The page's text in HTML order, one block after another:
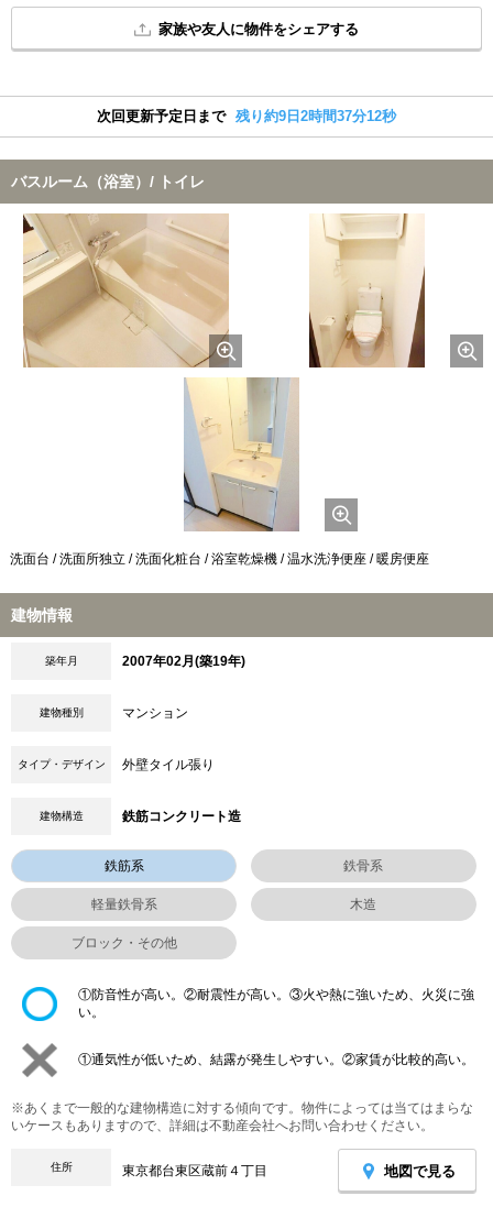
家族や友人に物件をシェアする
次回更新予定日まで 残り約9日2時間37分12秒
バスルーム（浴室）/ トイレ
洗面台 / 洗面所独立 / 洗面化粧台 / 浴室乾燥機 / 温水洗浄便座 / 暖房便座
建物情報
築年月 2007年02月(築19年)
建物種別 マンション
タイプ・デザイン 外壁タイル張り
建物構造 鉄筋コンクリート造
鉄筋系 鉄骨系
軽量鉄骨系 木造
ブロック・その他
①防音性が高い。②耐震性が高い。③火や熱に強いため、火災に強
い。
①通気性が低いため、結露が発生しやすい。②家賃が比較的高い。
※あくまで一般的な建物構造に対する傾向です。物件によっては当てはまらな
いケースもありますので、詳細は不動産会社へお問い合わせください。
住所 東京都台東区蔵前４丁目 地図で見る